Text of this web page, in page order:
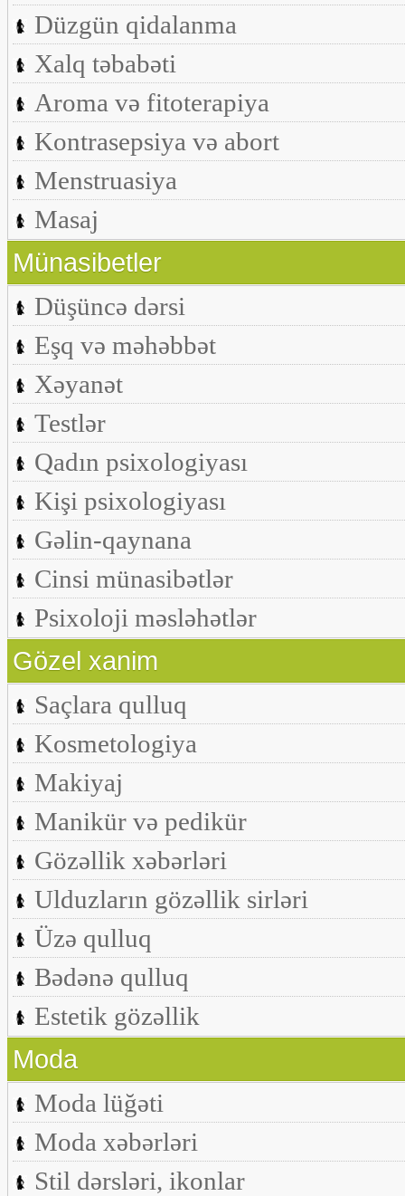
Düzgün qidalanma
Xalq təbabəti
Aroma və fitoterapiya
Kontrasepsiya və abort
Menstruasiya
Masaj
Münasibetler
Düşüncə dərsi
Eşq və məhəbbət
Xəyanət
Testlər
Qadın psixologiyası
Kişi psixologiyası
Gəlin-qaynana
Cinsi münasibətlər
Psixoloji məsləhətlər
Gözel xanim
Saçlara qulluq
Kosmetologiya
Makiyaj
Manikür və pedikür
Gözəllik xəbərləri
Ulduzların gözəllik sirləri
Üzə qulluq
Bədənə qulluq
Estetik gözəllik
Moda
Moda lüğəti
Moda xəbərləri
Stil dərsləri, ikonlar